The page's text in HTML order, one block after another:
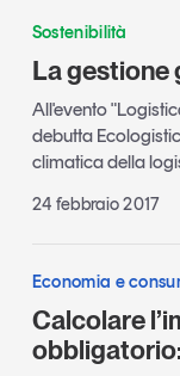
Sostenibilità
La gestione
All'evento
debutta
climatica della
24 febbraio 2017
Economia e
Calcolare